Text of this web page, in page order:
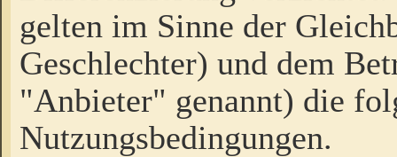
gelten im Sinne der
Geschlechter) und dem
"Anbieter" genannt) die
Nutzungsbedingungen.